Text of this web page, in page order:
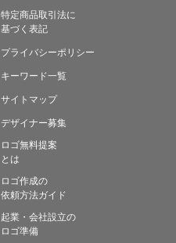
特定商品取引法に
基づく表記
プライバシーポリシー
キーワード一覧
サイトマップ
デザイナー募集
ロゴ無料提案
とは
ロゴ作成の
依頼方法ガイド
起業・会社設立の
ロゴ準備